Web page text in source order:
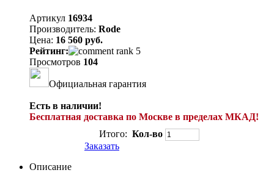
Артикул 16934
Производитель: Rode
Цена: 16 560 руб.
Рейтинг:
Просмотров 104
Официальная гарантия
Есть в наличии!
Бесплатная доставка по Москве в пределах МКАД!
Итого: Кол-во
Заказать
Описание